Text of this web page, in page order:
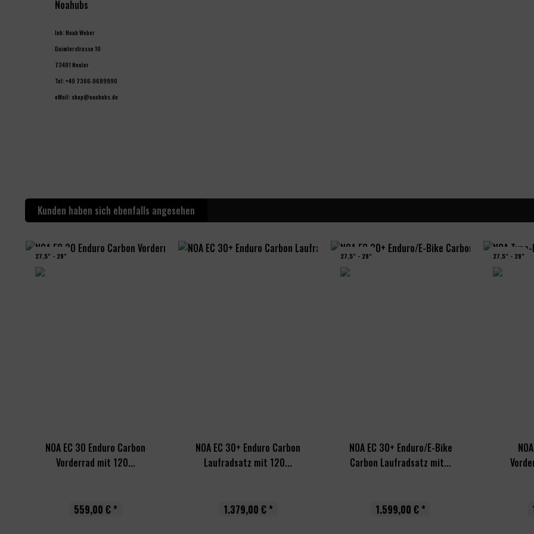
Noahubs
Inh: Noah Weber
Daimlerstrasse 10
73491 Neuler
Tel: +49 7366-9689990
eMail: shop@noahubs.de
Kunden haben sich ebenfalls angesehen
27,5" - 29"
NOA EC 30 Enduro Carbon
Vorderrad mit 120...
559,00 € *
NOA EC 30+ Enduro Carbon
Laufradsatz mit 120...
1.379,00 € *
27,5" - 29"
NOA EC 30+ Enduro/E-Bike
Carbon Laufradsatz mit...
1.599,00 € *
27,5" - 29"